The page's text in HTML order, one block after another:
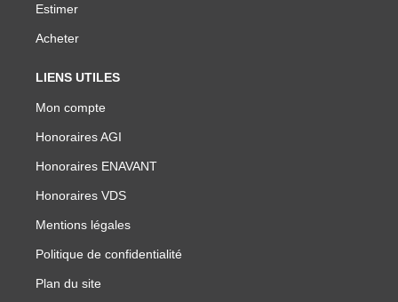
Estimer
Acheter
LIENS UTILES
Mon compte
Honoraires AGI
Honoraires ENAVANT
Honoraires VDS
Mentions légales
Politique de confidentialité
Plan du site